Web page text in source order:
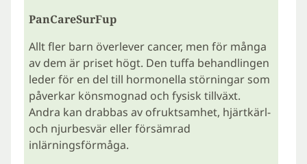
PanCareSurFup
Allt fler barn överlever cancer, men för många
av dem är priset högt. Den tuffa behandlingen
leder för en del till hormonella störningar som
påverkar könsmognad och fysisk tillväxt.
Andra kan drabbas av ofruktsamhet, hjärtkärl-
och njurbesvär eller försämrad
inlärningsförmåga.